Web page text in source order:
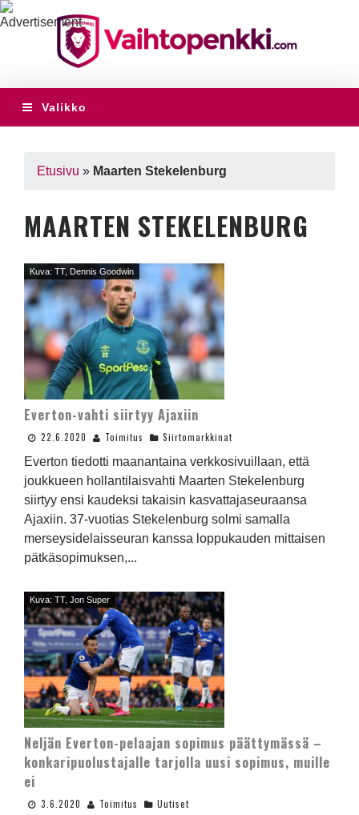
Valikko
Etusivu » Maarten Stekelenburg
MAARTEN STEKELENBURG
Kuva: TT, Dennis Goodwin
Everton-vahti siirtyy Ajaxiin
22.6.2020 Toimitus Siirtomarkkinat
Everton tiedotti maanantaina verkkosivuillaan, että
joukkueen hollantilaisvahti Maarten Stekelenburg
siirtyy ensi kaudeksi takaisin kasvattajaseuraansa
Ajaxiin. 37-vuotias Stekelenburg solmi samalla
merseysidelaisseuran kanssa loppukauden mittaisen
pätkäsopimuksen,...
Kuva: TT, Jon Super
Neljän Everton-pelaajan sopimus päättymässä –
konkaripuolustajalle tarjolla uusi sopimus, muille
ei
3.6.2020 Toimitus Uutiset